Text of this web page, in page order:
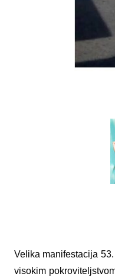
Velika manifestacija
visokim